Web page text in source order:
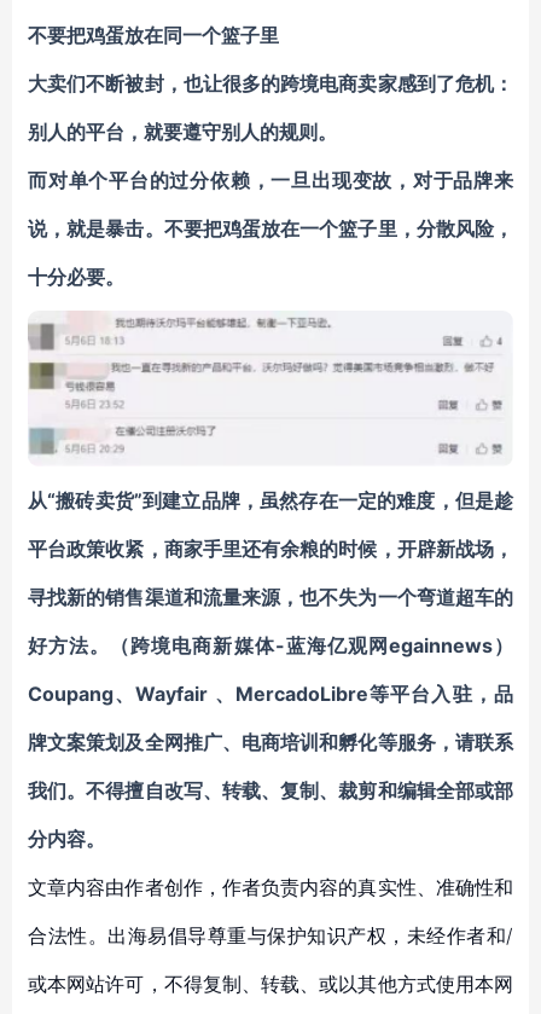
不要把鸡蛋放在同一个篮子里
大卖们不断被封，也让很多的跨境电商卖家感到了危机：
别人的平台，就要遵守别人的规则。
而对单个平台的过分依赖，一旦出现变故，对于品牌来
说，就是暴击。不要把鸡蛋放在一个篮子里，分散风险，
十分必要。
从“搬砖卖货”到建立品牌，虽然存在一定的难度，但是趁
平台政策收紧，商家手里还有余粮的时候，开辟新战场，
寻找新的销售渠道和流量来源，也不失为一个弯道超车的
好方法。（跨境电商新媒体-蓝海亿观网egainnews）
Coupang、Wayfair 、 MercadoLibre等平台入驻 ，品
牌文案策划及全网推广、电商培训和孵化等服务，请联系
我们。不得擅自改写、转载、复制、裁剪和编辑全部或部
分内容。
文章内容由作者创作，作者负责内容的真实性、准确性和
合法性。出海易倡导尊重与保护知识产权，未经作者和/
或本网站许可，不得复制、转载、或以其他方式使用本网